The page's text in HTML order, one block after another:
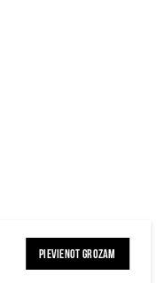
PIEVIENOT GROZAM